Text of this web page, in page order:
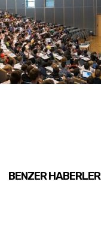
BENZER HABERLER